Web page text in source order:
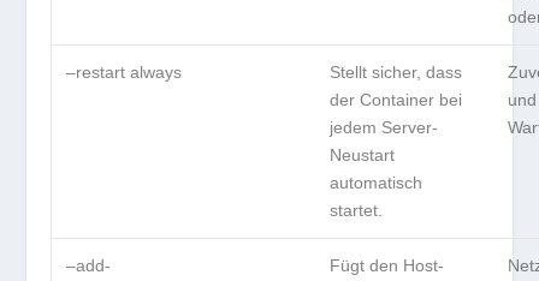
–restart always
Stellt sicher, dass
der Container bei
jedem Server-
Neustart
automatisch
startet.
–add- Fügt den Host-